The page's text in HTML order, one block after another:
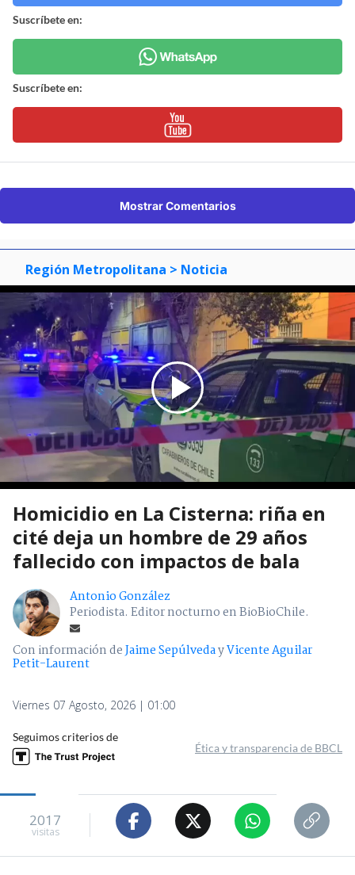
Suscríbete en:
Suscríbete en:
Mostrar Comentarios
Región Metropolitana > Noticia
Homicidio en La Cisterna: riña en
cité deja un hombre de 29 años
fallecido con impactos de bala
Antonio González
Periodista. Editor nocturno en BioBioChile.
Con información deJaime SepúlvedayVicente Aguilar
Petit-Laurent
Viernes 07 Agosto, 2026 | 01:00
Seguimos criterios de
Ética y transparencia de BBCL
2017
visitas